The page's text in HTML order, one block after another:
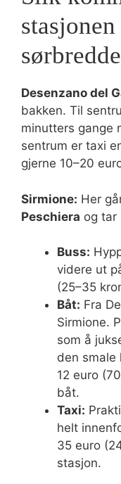
Desenzano del
bakken. Til
minutters gange
sentrum er taxi
gjerne 10–20
Sirmione: Her
Peschiera og tar
Buss:
videre ut
(25–35
Båt: Fra
Sirmione.
som å
den smale
12 euro
båt.
Taxi:
helt
35 euro
stasjon.